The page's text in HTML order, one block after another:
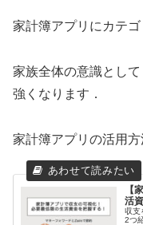
家計簿アプリにカテ
家族全体の意識とし
強くなります．
家計簿アプリの活用
【
活
収支
2つ